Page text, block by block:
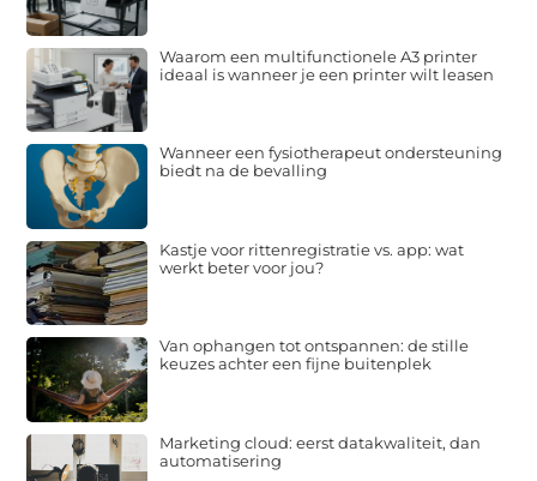
Waarom een multifunctionele A3 printer
ideaal is wanneer je een printer wilt leasen
Wanneer een fysiotherapeut ondersteuning
biedt na de bevalling
Kastje voor rittenregistratie vs. app: wat
werkt beter voor jou?
Van ophangen tot ontspannen: de stille
keuzes achter een fijne buitenplek
Marketing cloud: eerst datakwaliteit, dan
automatisering